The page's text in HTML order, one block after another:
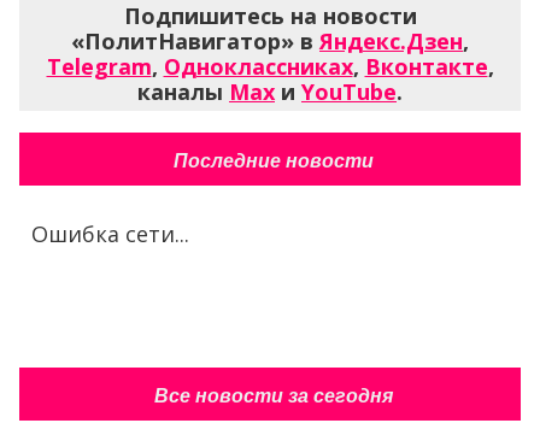
Подпишитесь на новости
«ПолитНавигатор» вЯндекс.Дзен,
Telegram, Одноклассниках, Вконтакте,
каналы Max и YouTube.
Последние новости
Ошибка сети...
Все новости за сегодня